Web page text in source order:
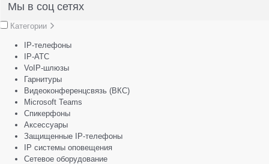
Мы в соц сетях
Категории
IP-телефоны
IP-АТС
VoIP-шлюзы
Гарнитуры
Видеоконференцсвязь (ВКС)
Microsoft Teams
Спикерфоны
Аксессуары
Защищенные IP-телефоны
IP системы оповещения
Сетевое оборудование